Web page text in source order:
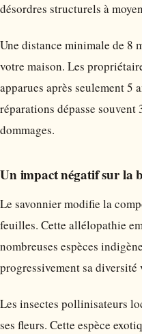
désordres structurels à
Une distance minimale de 8
votre maison. Les
apparues après seulement 5
réparations dépasse souvent
dommages.
Un impact négatif sur la
Le savonnier modifie la
feuilles. Cette allélopathie
nombreuses espèces
progressivement sa diversité
Les insectes pollinisateurs
ses fleurs. Cette espèce